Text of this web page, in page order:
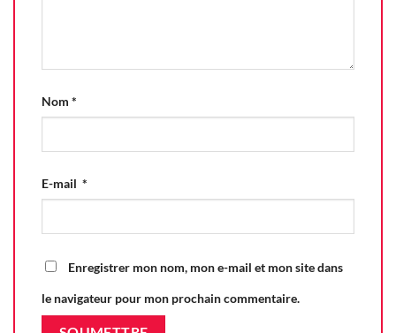
Nom *
E-mail *
Enregistrer mon nom, mon e-mail et mon site dans
le navigateur pour mon prochain commentaire.